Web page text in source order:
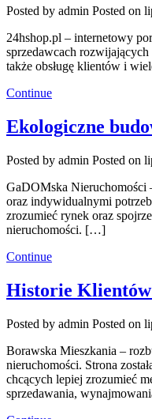
Posted by admin Posted on
24hshop.pl – internetowy
sprzedawcach
także obsługę klientów i
Continue
Ekologiczne
Posted by admin Posted on
GaDOMska Nieruchomości
oraz indywidualnymi
zrozumieć rynek oraz
nieruchomości. […]
Continue
Historie Klientów
Posted by admin Posted on
Borawska Mieszkania –
nieruchomości. Strona
chcących lepiej zrozumieć
sprzedawania,